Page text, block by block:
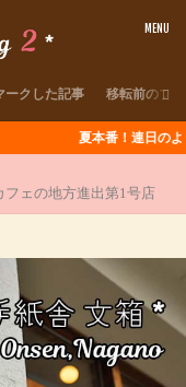
ークした記事 移転前のブ
番！連日のように猛暑が続
ェの地方進出第1号店